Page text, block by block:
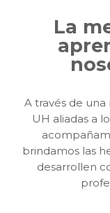
La
A través de
UH aliadas a
brindamos las
desarrollen